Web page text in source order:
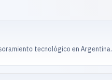
tecnológico en Argentina.